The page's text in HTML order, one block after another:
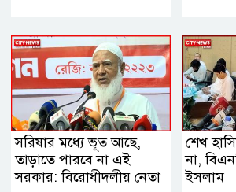
সরিষার মধ্যে ভূত আছে,
তাড়াতে পারবে না এই
সরকার: বিরোধীদলীয় নেতা
শেখ
না,
ইসলাম